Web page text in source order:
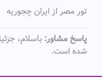
تور مصر از ایران چجوریه
پاسخ مشاور: باسلام،
شده است.